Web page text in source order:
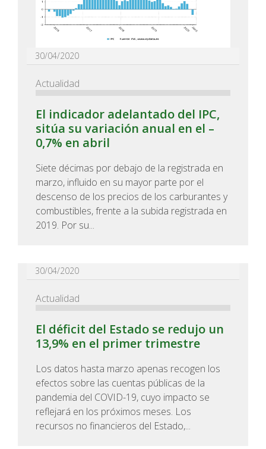
30/04/2020
Actualidad
El indicador adelantado del IPC,
sitúa su variación anual en el –
0,7% en abril
Siete décimas por debajo de la registrada en
marzo, influido en su mayor parte por el
descenso de los precios de los carburantes y
combustibles, frente a la subida registrada en
2019. Por su...
30/04/2020
Actualidad
El déficit del Estado se redujo un
13,9% en el primer trimestre
Los datos hasta marzo apenas recogen los
efectos sobre las cuentas públicas de la
pandemia del COVID-19, cuyo impacto se
reflejará en los próximos meses. Los
recursos no financieros del Estado,...